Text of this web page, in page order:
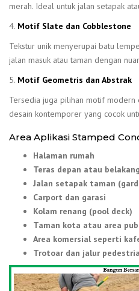
merah. Ideal untuk jalan setapak
4. Motif Slate dan Cobblestone
Tekstur unik menyerupai batu
jalan masuk atau taman dengan
5. Motif Geometris dan Abstrak
Tersedia juga pilihan motif
desain kontemporer yang cocok
Area Aplikasi Stamped
Halaman rumah
Teras depan atau belakang
Jalan setapak taman
Carport dan garasi
Kolam renang (pool deck)
Taman kota atau area
Area komersial seperti
Trotoar dan jalur